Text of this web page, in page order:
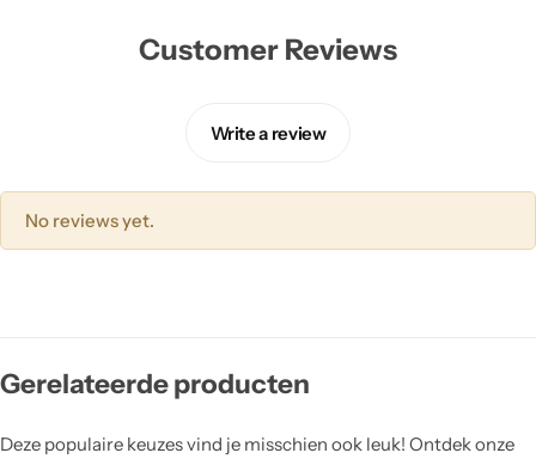
Customer Reviews
Write a review
No reviews yet.
Gerelateerde producten
Deze populaire keuzes vind je misschien ook leuk! Ontdek onze